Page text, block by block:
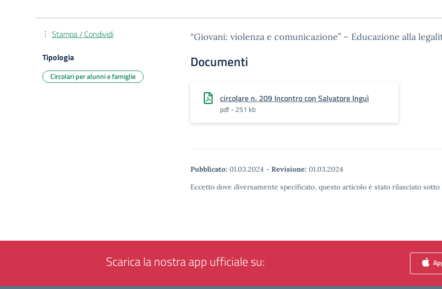
“Giovani: violenza e comunicazione” – Educazione alla
Documenti
circolare n. 209 Incontro con Salvatore Inguì
pdf - 251 kb
Pubblicato: 01.03.2024 - Revisione: 01.03.2024
Eccetto dove diversamente specificato, questo articolo è stato rilasciato
Stampa / Condividi
Tipologia
Circolari per alunni e famiglie
Scarica la nostra app ufficiale su: